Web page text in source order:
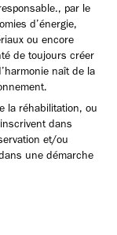
par le
d’énergie,
ou encore
de toujours créer
naît de la
la réhabilitation, ou
dans
et/ou
une démarche